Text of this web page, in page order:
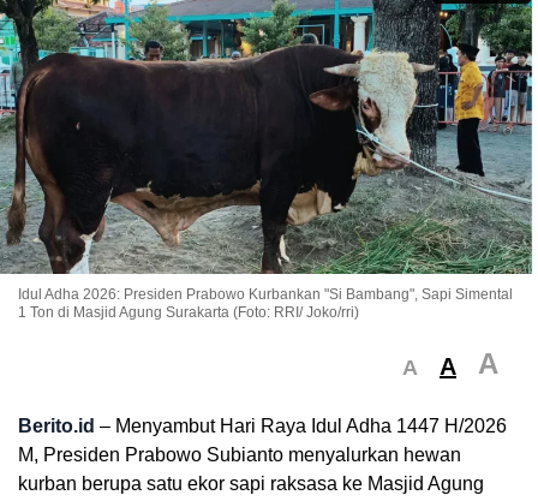
Idul Adha 2026: Presiden Prabowo Kurbankan "Si Bambang", Sapi Simental
1 Ton di Masjid Agung Surakarta (Foto: RRI/ Joko/rri)
A A A
Berito.id – Menyambut Hari Raya Idul Adha 1447 H/2026
M, Presiden Prabowo Subianto menyalurkan hewan
kurban berupa satu ekor sapi raksasa ke Masjid Agung